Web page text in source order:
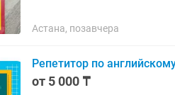
Астана, позавчера
Репетитор по
от 5 000 ₸